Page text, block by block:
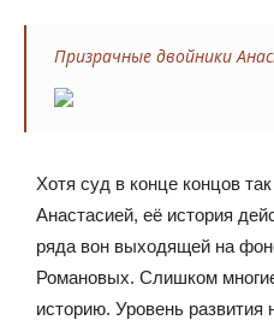
Призрачные двойники
Хотя суд в конце концов
Анастасией, её история
ряда вон выходящей на
Романовых. Слишком
историю. Уровень развития